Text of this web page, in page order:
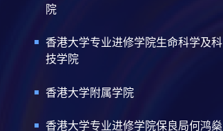
院
香港大学专业进修学院生命科学及科
技学院
香港大学附属学院
香港大学专业进修学院保良局何鸿燊